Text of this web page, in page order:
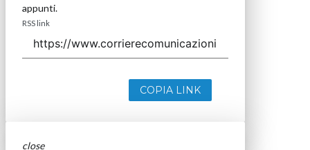
appunti.
RSS link
COPIA LINK
close